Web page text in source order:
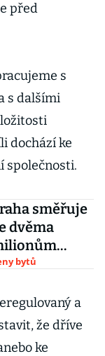
před
s
s dalšími
dochází ke
společnosti.
směřuje
dvěma
připravit,
Ondřej
Boháč
bytů
a
že dříve
ke